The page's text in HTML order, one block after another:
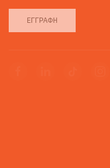
ΕΓΓΡΑΦΉ